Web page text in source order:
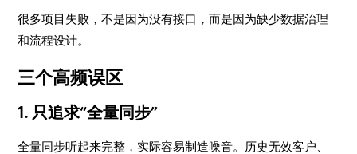
很多项目失败，不是因为没有接口，而是因为缺少数据治理
和流程设计。
三个高频误区
1. 只追求“全量同步”
全量同步听起来完整，实际容易制造噪音。历史无效客户、